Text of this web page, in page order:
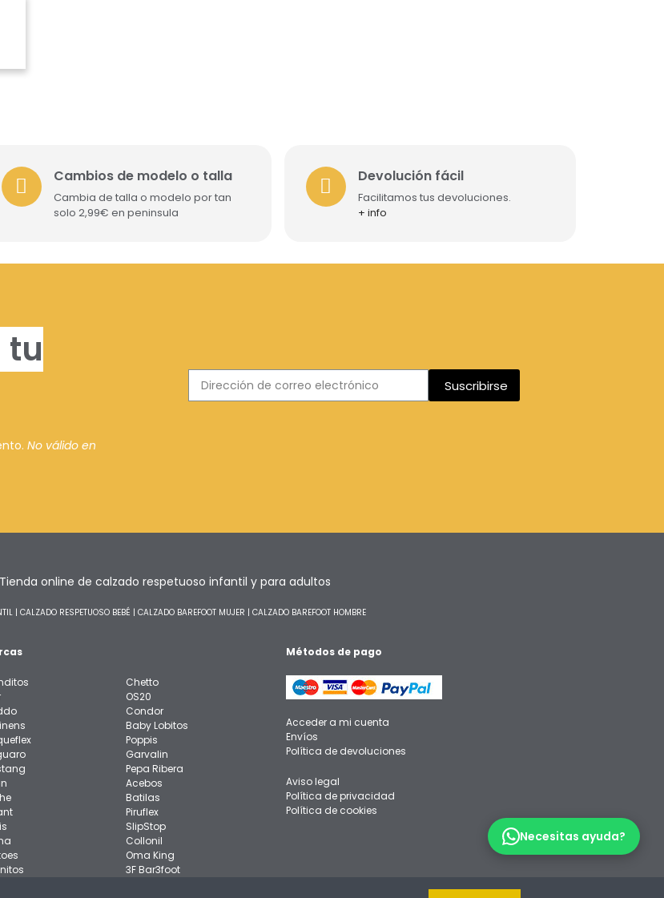
Cambios de modelo o talla
Cambia de talla o modelo por tan
solo 2,99€ en peninsula
Devolución fácil
Facilitamos tus devoluciones.
+ info
tu
No válido en
Suscribirse
online de calzado respetuoso infantil y para adultos
| CALZADO RESPETUOSO BEBÉ | CALZADO BAREFOOT MUJER | CALZADO BAREFOOT HOMBRE
Chetto
OS20
Condor
Baby Lobitos
Poppis
Garvalin
Pepa Ribera
Acebos
Batilas
Piruflex
SlipStop
Collonil
Oma King
3F Bar3foot
Métodos de pago
Acceder a mi cuenta
Envíos
Política de devoluciones
Aviso legal
Política de privacidad
Política de cookies
Necesitas ayuda?